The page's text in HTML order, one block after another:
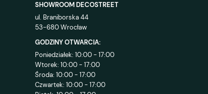
SHOWROOM DECOSTREET
ul. Braniborska 44
53-680 Wrocław
GODZINY OTWARCIA:
Poniedziałek: 10:00 - 17:00
Wtorek: 10:00 - 17:00
Środa: 10:00 - 17:00
Czwartek: 10:00 - 17:00